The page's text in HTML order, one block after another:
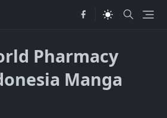
Pharmacy
Manga